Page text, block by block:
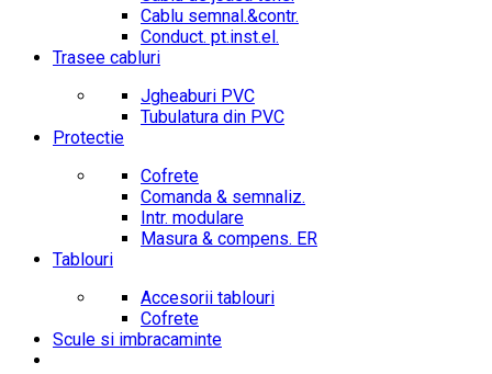
Cablu semnal.&contr.
Conduct. pt.inst.el.
Trasee cabluri
Jgheaburi PVC
Tubulatura din PVC
Protectie
Cofrete
Comanda & semnaliz.
Intr. modulare
Masura & compens. ER
Tablouri
Accesorii tablouri
Cofrete
Scule si imbracaminte